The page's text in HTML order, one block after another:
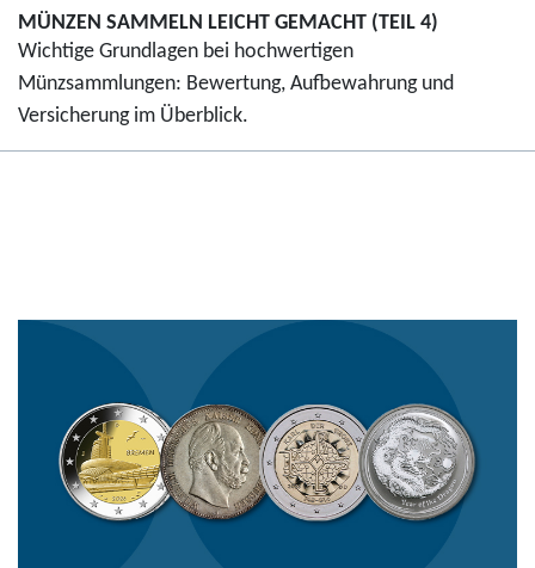
MÜNZEN SAMMELN LEICHT GEMACHT (TEIL 4)
Wichtige Grundlagen bei hochwertigen
Münzsammlungen: Bewertung, Aufbewahrung und
Versicherung im Überblick.